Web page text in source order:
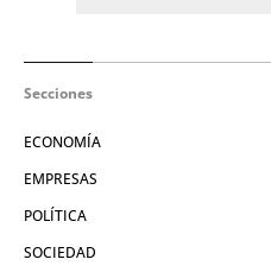
Secciones
ECONOMÍA
EMPRESAS
POLÍTICA
SOCIEDAD